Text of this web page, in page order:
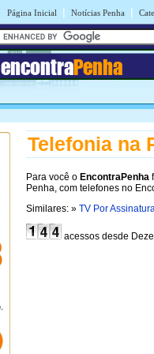
Página Inicial | Notícias Penha |
encontraPenha
Telefonia na
Para você o EncontraPenha
Penha, com telefones no
Similares: » TV Por
acessos desde